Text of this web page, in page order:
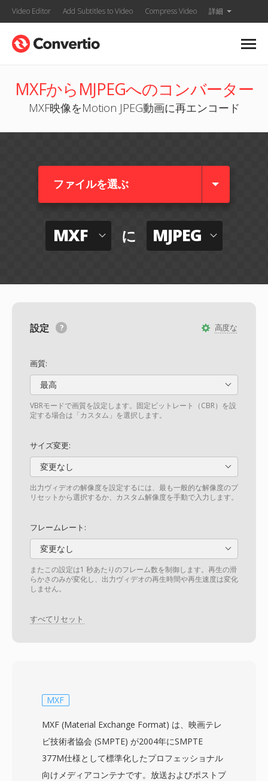
Video Editor Add Subtitles to Video Compress Video 詳細
MXFからMJPEGへのコンバーター
MXF映像をMotion JPEG動画に再エンコード
ファイルを選ぶ
MXF に MJPEG
高度な
設定
画質:
最高
VBRモードで画質を設定します。固定ビットレート（CBR）を設
定する場合は「カスタム」を選択します。
サイズ変更:
変更なし
出力ヴィデオの解像度を設定するには、最も一般的な解像度のプ
リセットから選択するか、カスタム解像度を手動で入力します。
フレームレート:
変更なし
またこの設定は1 秒あたりのフレーム数を制御します。再生の滑
らかさのみが変化し、出力ヴィデオの再生時間や再生速度は変化
しません。
すべてリセット
MXF
MXF (Material Exchange Format) は、映画テレ
ビ技術者協会 (SMPTE) が2004年にSMPTE
377M仕様として標準化したプロフェッショナル
向けメディアコンテナです。放送およびポストプ